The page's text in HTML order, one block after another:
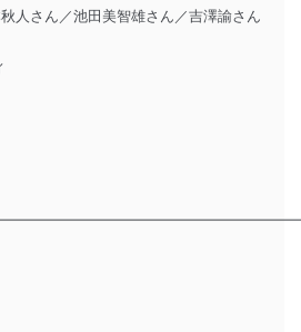
人さん／池田美智雄さん／吉澤諭さん